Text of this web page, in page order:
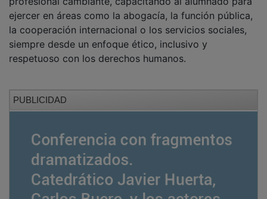
ejercer en áreas como la abogacía, la función pública,
la cooperación internacional o los servicios sociales,
siempre desde un enfoque ético, inclusivo y
respetuoso con los derechos humanos.